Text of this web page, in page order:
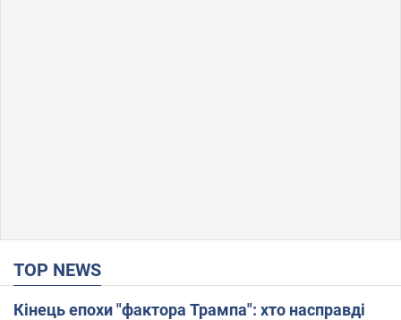
TOP NEWS
Кінець епохи "фактора Трампа": хто насправді